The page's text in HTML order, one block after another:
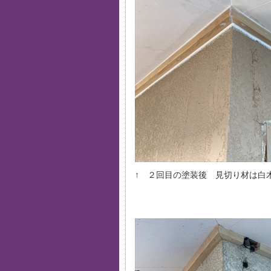
↑ ２回目の塗装後 見切り材は白